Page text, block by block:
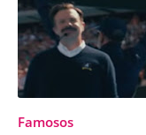
Famosos